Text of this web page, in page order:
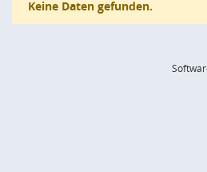
Keine Daten gefunden.